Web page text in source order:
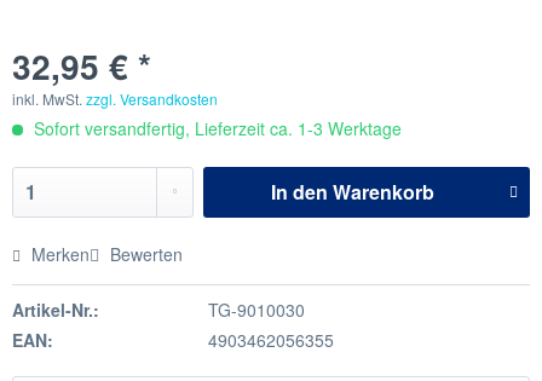
32,95 € *
inkl. MwSt. zzgl. Versandkosten
Sofort versandfertig, Lieferzeit ca. 1-3 Werktage
In den Warenkorb
Merken Bewerten
Artikel-Nr.:
TG-9010030
EAN:
4903462056355